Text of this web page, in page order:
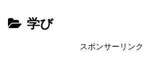
学び
スポンサーリンク